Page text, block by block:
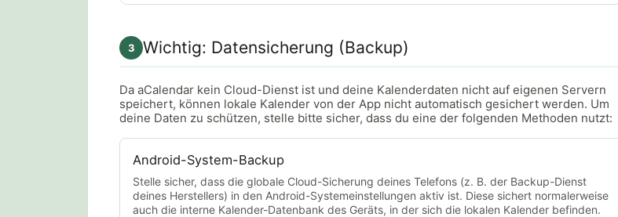
3 Wichtig: Datensicherung (Backup)
Da aCalendar kein Cloud-Dienst ist und deine Kalenderdaten nicht auf eigenen Servern
speichert, können lokale Kalender von der App nicht automatisch gesichert werden. Um
deine Daten zu schützen, stelle bitte sicher, dass du eine der folgenden Methoden nutzt:
Android-System-Backup
Stelle sicher, dass die globale Cloud-Sicherung deines Telefons (z. B. der Backup-Dienst
deines Herstellers) in den Android-Systemeinstellungen aktiv ist. Diese sichert normalerweise
auch die interne Kalender-Datenbank des Geräts, in der sich die lokalen Kalender befinden.